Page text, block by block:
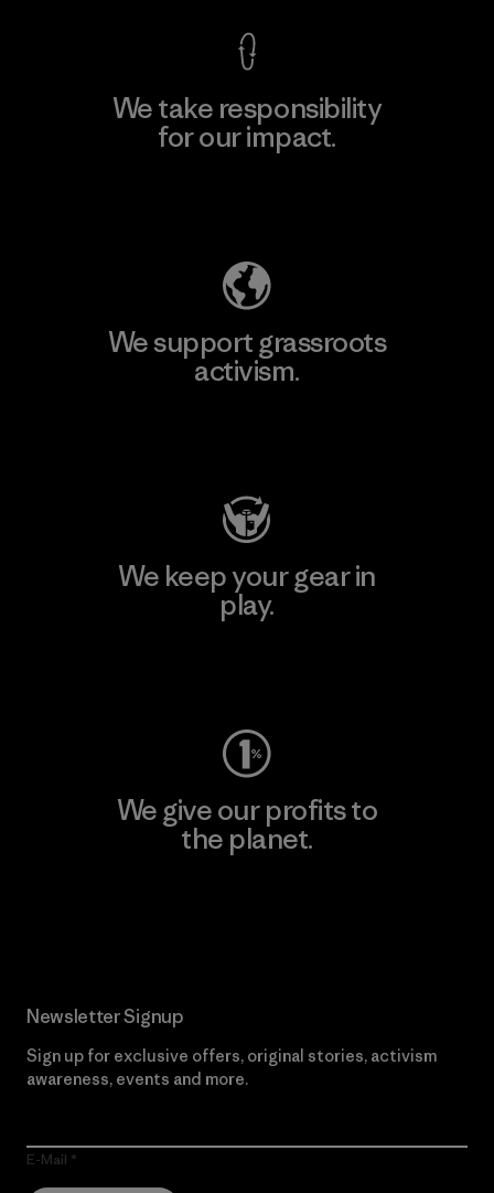
We take responsibility
for our impact.
We support grassroots
activism.
We keep your gear in
play.
We give our profits to
the planet.
Newsletter Signup
Sign up for exclusive offers, original stories, activism
awareness, events and more.
E-Mail